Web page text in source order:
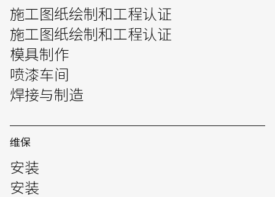
English 中文
施工图纸绘制和工程认证
施工图纸绘制和工程认证
模具制作
喷漆车间
焊接与制造
维保
安装
安装